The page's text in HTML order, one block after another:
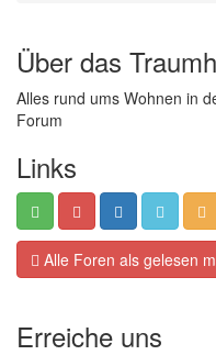
Über das
Alles rund ums Wohnen in
Forum
Links
Alle Foren als gelesen
Erreiche uns